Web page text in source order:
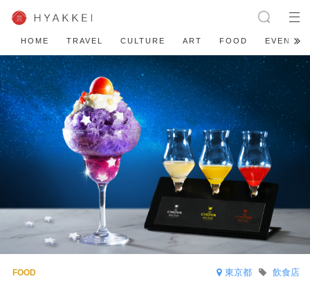
HOME TRAVEL CULTURE ART FOOD EVENT
東京都 飲食店